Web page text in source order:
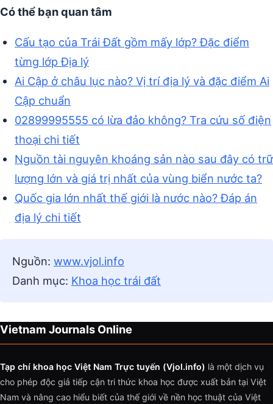
Có thể bạn quan tâm
Cấu tạo của Trái Đất gồm mấy lớp? Đặc điểm
từng lớp Địa lý
Ai Cập ở châu lục nào? Vị trí địa lý và đặc điểm Ai
Cập chuẩn
02899995555 có lừa đảo không? Tra cứu số điện
thoại chi tiết
Nguồn tài nguyên khoáng sản nào sau đây có trữ
lượng lớn và giá trị nhất của vùng biển nước ta?
Quốc gia lớn nhất thế giới là nước nào? Đáp án
địa lý chi tiết
Nguồn: www.vjol.info
Danh mục: Khoa học trái đất
Vietnam Journals Online
Tạp chí khoa học Việt Nam Trực tuyến (Vjol.info) là một dịch vụ
cho phép độc giả tiếp cận tri thức khoa học được xuất bản tại Việt
Nam và nâng cao hiểu biết của thế giới về nền học thuật của Việt